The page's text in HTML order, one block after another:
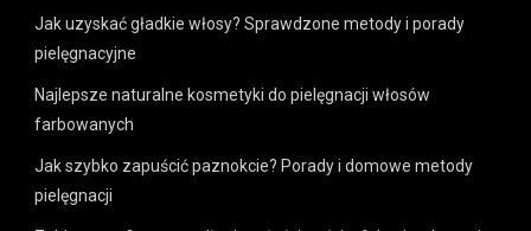
Jak uzyskać gładkie włosy? Sprawdzone metody i porady
pielęgnacyjne
Najlepsze naturalne kosmetyki do pielęgnacji włosów
farbowanych
Jak szybko zapuścić paznokcie? Porady i domowe metody
pielęgnacji